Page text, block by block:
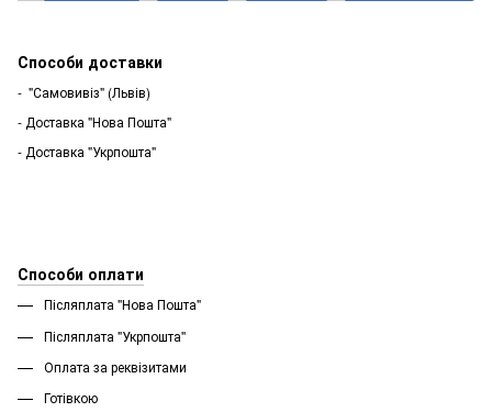
Способи доставки
- "Самовивіз" (Львів)
- Доставка "Нова Пошта"
- Доставка "Укрпошта"
Способи оплати
Післяплата "Нова Пошта"
Післяплата "Укрпошта''
Оплата за реквізитами
Готівкою